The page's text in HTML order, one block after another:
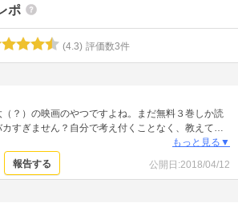
ポ
(4.3) 評価数3件
？）の映画のやつですよね。まだ無料３巻しか読
すぎません？自分で考え付くことなく、教えても
ライラした(笑) 以降は成長するのかな……そういう
してるけど全19巻……謎解き系は好きですが購入は
もっと見る▼
報告する 公開日:2018/04/12